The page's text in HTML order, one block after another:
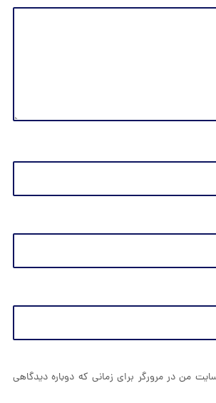
من در مرورگر برای زمانی که دوباره دیدگاهی